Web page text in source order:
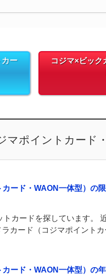
ー
コジマ×ビック
ポイントカード
ード・WAON一体型）の
カードを探しています。
カード（コジマポイント
ード・WAON一体型）の